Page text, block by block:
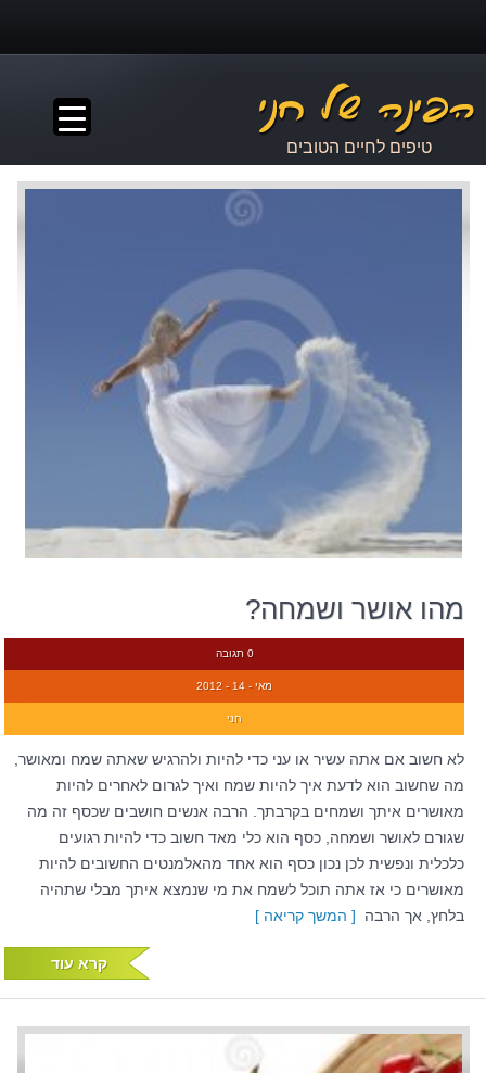
טיפים לחיים הטובים
מהו אושר ושמחה?
0 תגובה
מאי - 14 - 2012
חני
לא חשוב אם אתה עשיר או עני כדי להיות ולהרגיש שאתה שמח ומאושר,
מה שחשוב הוא לדעת איך להיות שמח ואיך לגרום לאחרים להיות
מאושרים איתך ושמחים בקרבתך. הרבה אנשים חושבים שכסף זה מה
שגורם לאושר ושמחה, כסף הוא כלי מאד חשוב כדי להיות רגועים
כלכלית ונפשית לכן נכון כסף הוא אחד מהאלמנטים החשובים להיות
מאושרים כי אז אתה תוכל לשמח את מי שנמצא איתך מבלי שתהיה
בלחץ, אך הרבה [ המשך קריאה ]
קרא עוד